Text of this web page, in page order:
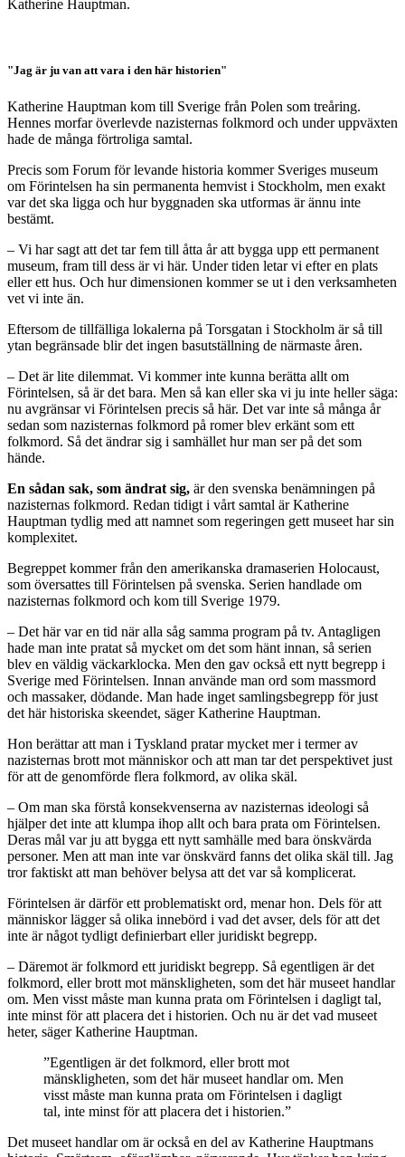
Katherine Hauptman.
"Jag är ju van att vara i den här historien"
Katherine Hauptman kom till Sverige från Polen som treåring.
Hennes morfar överlevde nazisternas folkmord och under uppväxten
hade de många förtroliga samtal.
Precis som Forum för levande historia kommer Sveriges museum
om Förintelsen ha sin permanenta hemvist i Stockholm, men exakt
var det ska ligga och hur byggnaden ska utformas är ännu inte
bestämt.
– Vi har sagt att det tar fem till åtta år att bygga upp ett permanent
museum, fram till dess är vi här. Under tiden letar vi efter en plats
eller ett hus. Och hur dimensionen kommer se ut i den verksamheten
vet vi inte än.
Eftersom de tillfälliga lokalerna på Torsgatan i Stockholm är så till
ytan begränsade blir det ingen basutställning de närmaste åren.
– Det är lite dilemmat. Vi kommer inte kunna berätta allt om
Förintelsen, så är det bara. Men så kan eller ska vi ju inte heller säga:
nu avgränsar vi Förintelsen precis så här. Det var inte så många år
sedan som nazisternas folkmord på romer blev erkänt som ett
folkmord. Så det ändrar sig i samhället hur man ser på det som
hände.
En sådan sak, som ändrat sig, är den svenska benämningen på
nazisternas folkmord. Redan tidigt i vårt samtal är Katherine
Hauptman tydlig med att namnet som regeringen gett museet har sin
komplexitet.
Begreppet kommer från den amerikanska dramaserien Holocaust,
som översattes till Förintelsen på svenska. Serien handlade om
nazisternas folkmord och kom till Sverige 1979.
– Det här var en tid när alla såg samma program på tv. Antagligen
hade man inte pratat så mycket om det som hänt innan, så serien
blev en väldig väckarklocka. Men den gav också ett nytt begrepp i
Sverige med Förintelsen. Innan använde man ord som massmord
och massaker, dödande. Man hade inget samlingsbegrepp för just
det här historiska skeendet, säger Katherine Hauptman.
Hon berättar att man i Tyskland pratar mycket mer i termer av
nazisternas brott mot människor och att man tar det perspektivet just
för att de genomförde flera folkmord, av olika skäl.
– Om man ska förstå konsekvenserna av nazisternas ideologi så
hjälper det inte att klumpa ihop allt och bara prata om Förintelsen.
Deras mål var ju att bygga ett nytt samhälle med bara önskvärda
personer. Men att man inte var önskvärd fanns det olika skäl till. Jag
tror faktiskt att man behöver belysa att det var så komplicerat.
Förintelsen är därför ett problematiskt ord, menar hon. Dels för att
människor lägger så olika innebörd i vad det avser, dels för att det
inte är något tydligt definierbart eller juridiskt begrepp.
– Däremot är folkmord ett juridiskt begrepp. Så egentligen är det
folkmord, eller brott mot mänskligheten, som det här museet handlar
om. Men visst måste man kunna prata om Förintelsen i dagligt tal,
inte minst för att placera det i historien. Och nu är det vad museet
heter, säger Katherine Hauptman.
”Egentligen är det folkmord, eller brott mot
mänskligheten, som det här museet handlar om. Men
visst måste man kunna prata om Förintelsen i dagligt
tal, inte minst för att placera det i historien.”
Det museet handlar om är också en del av Katherine Hauptmans